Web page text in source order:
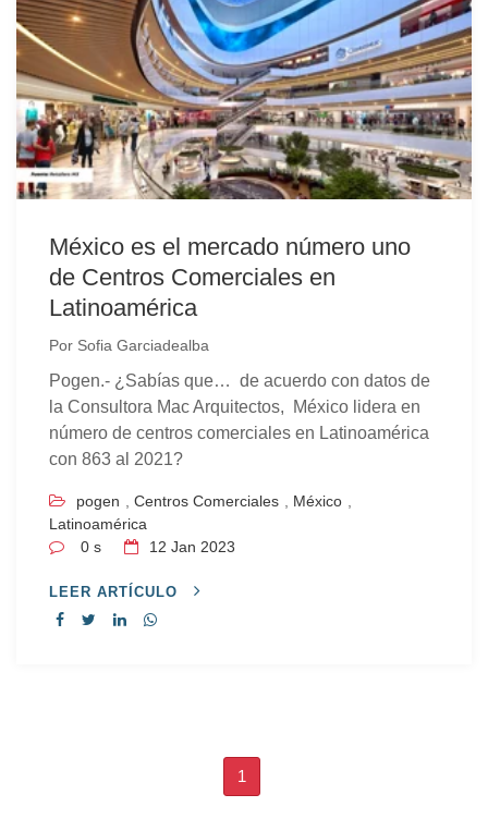
México es el mercado número uno
de Centros Comerciales en
Latinoamérica
Por Sofia Garciadealba
Pogen.- ¿Sabías que… de acuerdo con datos de
la Consultora Mac Arquitectos, México lidera en
número de centros comerciales en Latinoamérica
con 863 al 2021?
pogen Centros Comerciales México
Latinoamérica
0 s
12 Jan 2023
LEER ARTÍCULO
1